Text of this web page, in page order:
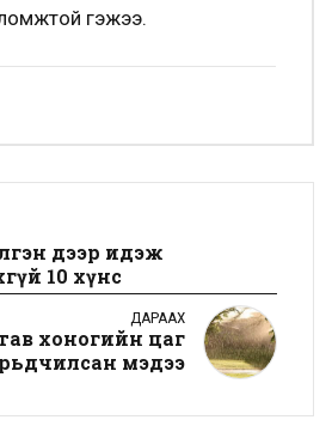
гэжээ.
дээр идэж
10 хүнс
ДАРААХ
хоногийн цаг
мэдээ